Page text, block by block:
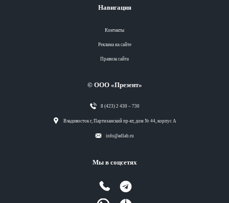
Навигация
Контакты
Реклама на сайте
Правила сайта
© ООО «Презент»
8 (423) 2 430 – 730
Владивосток г, Партизанский пр-кт, дом № 44, корпус А
info@adlab.ru
Мы в соцсетях